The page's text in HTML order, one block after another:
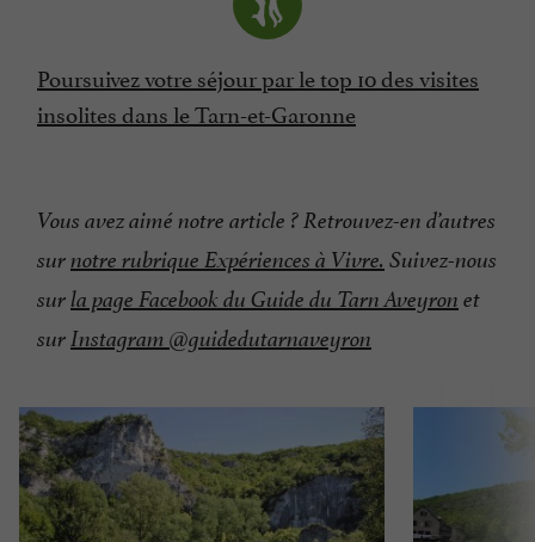
Poursuivez votre séjour par le top 10 des visites
insolites dans le Tarn-et-Garonne
Vous avez aimé notre article ? Retrouvez-en d’autres
surnotre rubrique Expériences à Vivre. Suivez-nous
surla page Facebook du Guide du Tarn Aveyron et
surInstagram @guidedutarnaveyron